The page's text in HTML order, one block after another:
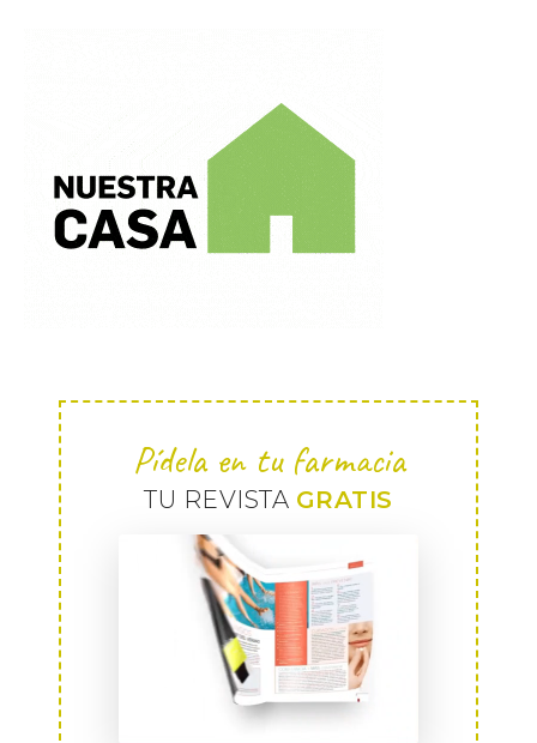
Pídela en tu farmacia
TU REVISTA GRATIS